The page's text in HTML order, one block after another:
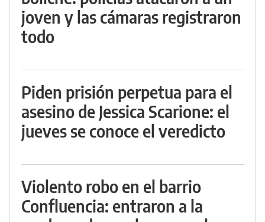
joven y las cámaras registraron
todo
Piden prisión perpetua para el
asesino de Jessica Scarione: el
jueves se conoce el veredicto
Violento robo en el barrio
Confluencia: entraron a la